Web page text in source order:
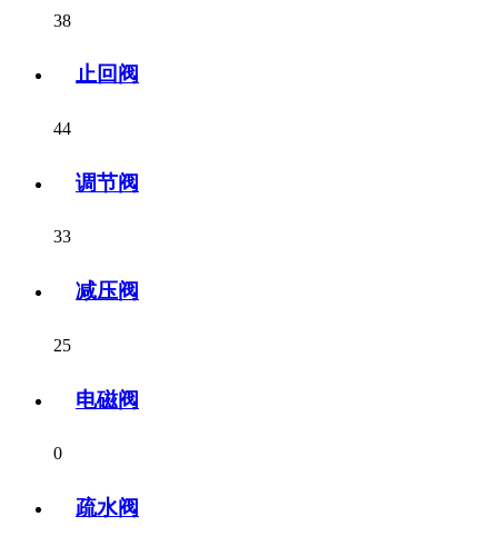
38
止回阀
44
调节阀
33
减压阀
25
电磁阀
0
疏水阀